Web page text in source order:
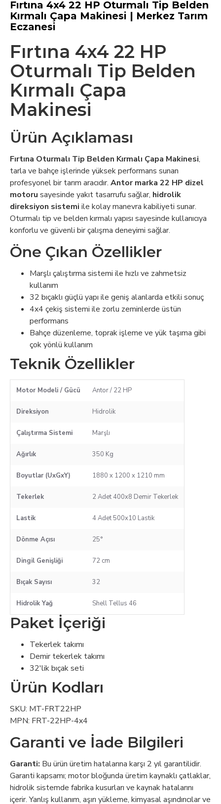
Fırtına 4x4 22 HP Oturmalı Tip Belden
Kırmalı Çapa Makinesi | Merkez Tarım
Eczanesi
Fırtına 4x4 22 HP
Oturmalı Tip Belden
Kırmalı Çapa
Makinesi
Ürün Açıklaması
Fırtına Oturmalı Tip Belden Kırmalı Çapa Makinesi,
tarla ve bahçe işlerinde yüksek performans sunan
profesyonel bir tarım aracıdır. Antor marka 22 HP dizel
motoru sayesinde yakıt tasarrufu sağlar, hidrolik
direksiyon sistemi ile kolay manevra kabiliyeti sunar.
Oturmalı tip ve belden kırmalı yapısı sayesinde kullanıcıya
konforlu ve güvenli bir çalışma deneyimi sağlar.
Öne Çıkan Özellikler
Marşlı çalıştırma sistemi ile hızlı ve zahmetsiz
kullanım
32 bıçaklı güçlü yapı ile geniş alanlarda etkili sonuç
4x4 çekiş sistemi ile zorlu zeminlerde üstün
performans
Bahçe düzenleme, toprak işleme ve yük taşıma gibi
çok yönlü kullanım
Teknik Özellikler
Motor Modeli / Gücü Antor / 22 HP
Direksiyon Hidrolik
Çalıştırma Sistemi Marşlı
Ağırlık 350 Kg
Boyutlar (UxGxY) 1880 x 1200 x 1210 mm
Tekerlek 2 Adet 400x8 Demir Tekerlek
Lastik 4 Adet 500x10 Lastik
Dönme Açısı 25°
Dingil Genişliği 72 cm
Bıçak Sayısı 32
Hidrolik Yağ Shell Tellus 46
Paket İçeriği
Tekerlek takımı
Demir tekerlek takımı
32'lik bıçak seti
Ürün Kodları
SKU: MT-FRT22HP
MPN: FRT-22HP-4x4
Garanti ve İade Bilgileri
Garanti: Bu ürün üretim hatalarına karşı 2 yıl garantilidir.
Garanti kapsamı; motor bloğunda üretim kaynaklı çatlaklar,
hidrolik sistemde fabrika kusurları ve kaynak hatalarını
içerir. Yanlış kullanım, aşırı yükleme, kimyasal aşındırıcılar ve